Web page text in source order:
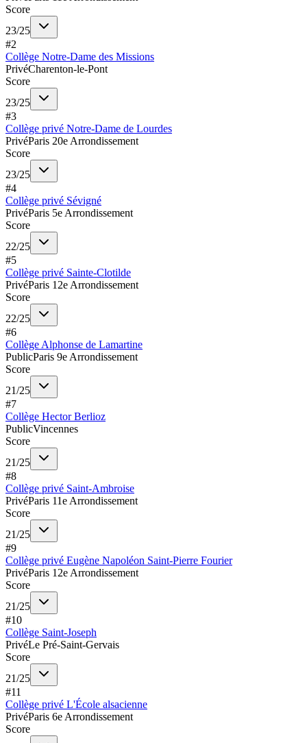
Score
23/25
#2
Collège Notre-Dame des Missions
PrivéCharenton-le-Pont
Score
23/25
#3
Collège privé Notre-Dame de Lourdes
PrivéParis 20e Arrondissement
Score
23/25
#4
Collège privé Sévigné
PrivéParis 5e Arrondissement
Score
22/25
#5
Collège privé Sainte-Clotilde
PrivéParis 12e Arrondissement
Score
22/25
#6
Collège Alphonse de Lamartine
PublicParis 9e Arrondissement
Score
21/25
#7
Collège Hector Berlioz
PublicVincennes
Score
21/25
#8
Collège privé Saint-Ambroise
PrivéParis 11e Arrondissement
Score
21/25
#9
Collège privé Eugène Napoléon Saint-Pierre Fourier
PrivéParis 12e Arrondissement
Score
21/25
#10
Collège Saint-Joseph
PrivéLe Pré-Saint-Gervais
Score
21/25
#11
Collège privé L'École alsacienne
PrivéParis 6e Arrondissement
Score